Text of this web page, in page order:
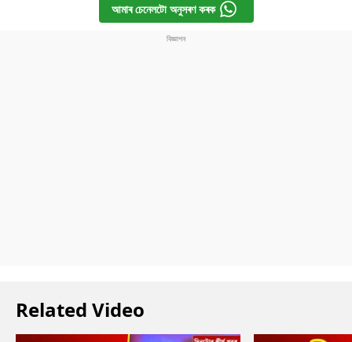
আমাৰ চেনেলটো অনুসৰণ কৰক
Related Video